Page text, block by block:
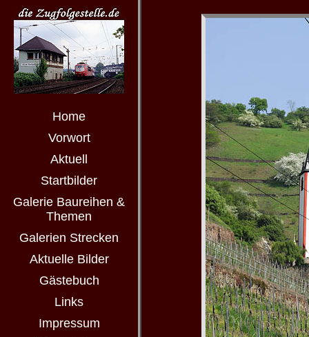
Home
Vorwort
Aktuell
Startbilder
Galerie Baureihen &
Themen
Galerien Strecken
Aktuelle Bilder
Gästebuch
Links
Impressum